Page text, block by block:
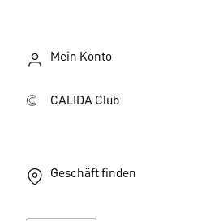
Mein Konto
CALIDA Club
Geschäft finden